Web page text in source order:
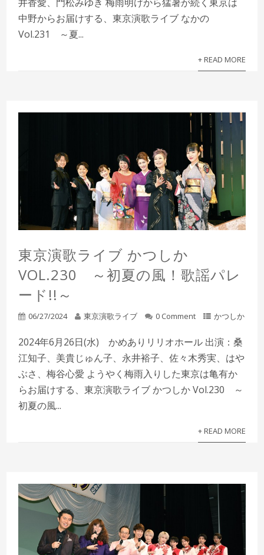
中野からお届けする、東京演歌ライブ なかの
Vol.231 ～夏...
+ READ MORE
東京演歌ライブ かつしか
VOL.230 ～初夏の風！歌謡パレ
ード!!～
06/27/2024 東京演歌ライブ 0 Comment かつしか
2024年6月26日(水) かめありリリオホール 出演：桑
江知子、美貴じゅん子、永井裕子、佐々木秀実、はや
ぶさ、梅谷心愛 ようやく梅雨入りした東京は亀有か
らお届けする、東京演歌ライブ かつしか Vol.230 ～
初夏の風...
+ READ MORE